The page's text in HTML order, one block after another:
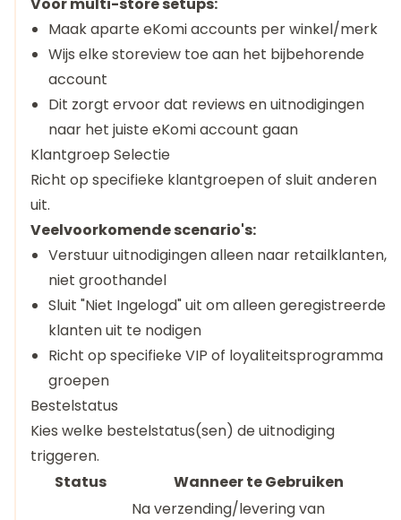
Maak aparte eKomi accounts per winkel/merk
Wijs elke storeview toe aan het bijbehorende
account
Dit zorgt ervoor dat reviews en uitnodigingen
naar het juiste eKomi account gaan
Klantgroep Selectie
Richt op specifieke klantgroepen of sluit anderen
uit.
Veelvoorkomende scenario's:
Verstuur uitnodigingen alleen naar retailklanten,
niet groothandel
Sluit "Niet Ingelogd" uit om alleen geregistreerde
klanten uit te nodigen
Richt op specifieke VIP of loyaliteitsprogramma
groepen
Bestelstatus
Kies welke bestelstatus(sen) de uitnodiging
triggeren.
Status
Wanneer te Gebruiken
Na verzending/levering van